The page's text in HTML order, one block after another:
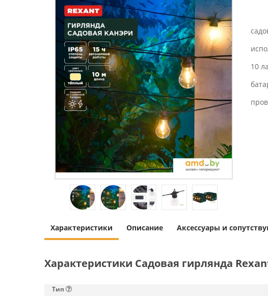
10
Характеристики Описание Аксессуары и
Характеристики Садовая гирлянда
Тип